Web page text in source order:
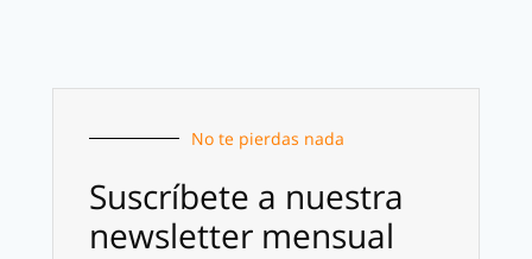
No te pierdas nada
Suscríbete a nuestra
newsletter mensual